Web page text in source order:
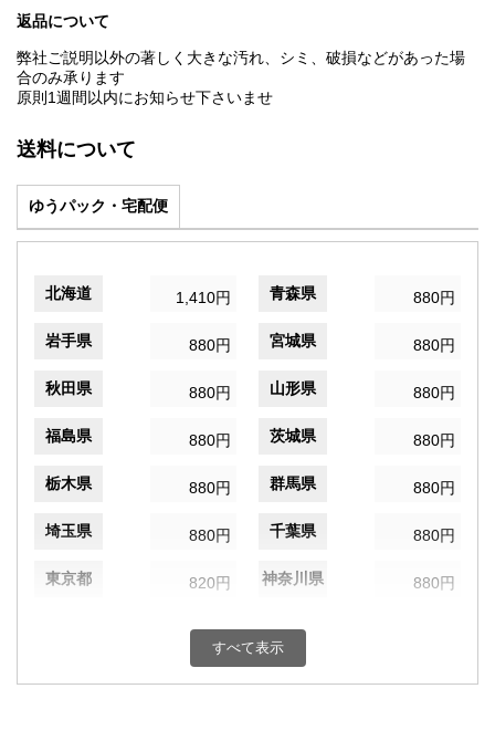
返品について
弊社ご説明以外の著しく大きな汚れ、シミ、破損などがあった場
合のみ承ります
原則1週間以内にお知らせ下さいませ
送料について
ゆうパック・宅配便
北海道 1,410円 青森県 880円
岩手県 880円 宮城県 880円
秋田県 880円 山形県 880円
福島県 880円 茨城県 880円
栃木県 880円 群馬県 880円
埼玉県 880円 千葉県 880円
東京都 820円 神奈川県 880円
880円 富山県
すべて表示